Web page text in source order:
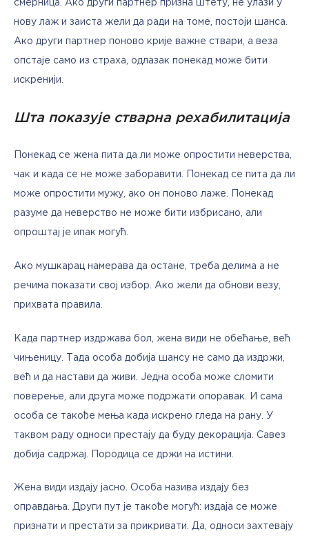
смерница. Ако други партнер призна штету, не улази у
нову лаж и заиста жели да ради на томе, постоји шанса.
Ако други партнер поново крије важне ствари, а веза
опстаје само из страха, одлазак понекад може бити
искренији.
Шта показује стварна рехабилитација
Понекад се жена пита да ли може опростити неверства,
чак и када се не може заборавити. Понекад се пита да ли
може опростити мужу, ако он поново лаже. Понекад
разуме да неверство не може бити избрисано, али
опроштај је ипак могућ.
Ако мушкарац намерава да остане, треба делима а не
речима показати свој избор. Ако жели да обнови везу,
прихвата правила.
Када партнер издржава бол, жена види не обећање, већ
чињеницу. Тада особа добија шансу не само да издржи,
већ и да настави да живи. Једна особа може сломити
поверење, али друга може подржати опоравак. И сама
особа се такође мења када искрено гледа на рану. У
таквом раду односи престају да буду декорација. Савез
добија садржај. Породица се држи на истини.
Жена види издају јасно. Особа назива издају без
оправдања. Други пут је такође могућ: издаја се може
признати и престати за прикривати. Да, односи захтевају